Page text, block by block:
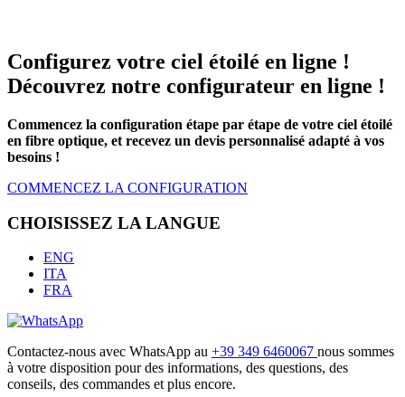
Configurez votre ciel étoilé en ligne !
Découvrez notre configurateur en ligne !
Commencez la configuration étape par étape de votre ciel étoilé
en fibre optique, et recevez un devis personnalisé adapté à vos
besoins !
COMMENCEZ LA CONFIGURATION
CHOISISSEZ LA LANGUE
ENG
ITA
FRA
Contactez-nous avec WhatsApp au +39 349 6460067 nous sommes
à votre disposition pour des informations, des questions, des
conseils, des commandes et plus encore.